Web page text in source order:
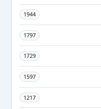
1944
1797
1729
1597
1217